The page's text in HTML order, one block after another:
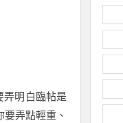
弄明白臨帖是
弄點輕重、